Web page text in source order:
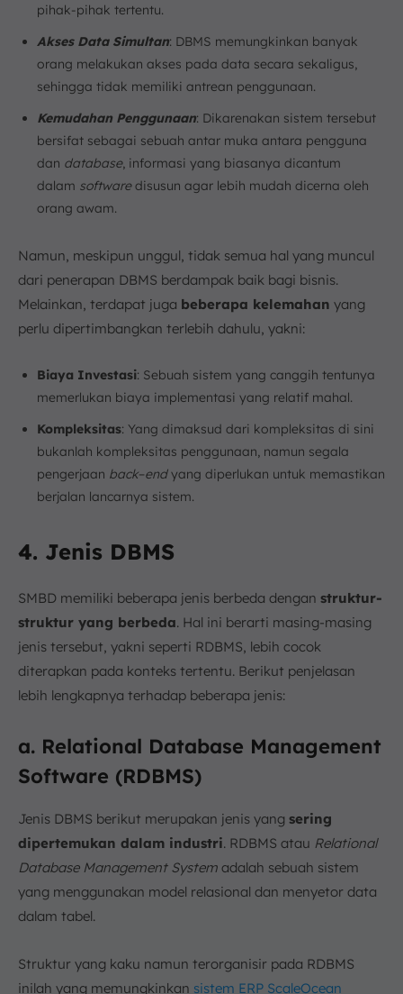
pihak-pihak tertentu.
Akses Data Simultan: DBMS memungkinkan banyak
orang melakukan akses pada data secara sekaligus,
sehingga tidak memiliki antrean penggunaan.
Kemudahan Penggunaan: Dikarenakan sistem tersebut
bersifat sebagai sebuah antar muka antara pengguna
dan database, informasi yang biasanya dicantum
dalam softwaredisusun agar lebih mudah dicerna oleh
orang awam.
Namun, meskipun unggul, tidak semua hal yang muncul
dari penerapan DBMS berdampak baik bagi bisnis.
Melainkan, terdapat juga beberapa kelemahan yang
perlu dipertimbangkan terlebih dahulu, yakni:
Biaya Investasi: Sebuah sistem yang canggih tentunya
memerlukan biaya implementasi yang relatif mahal.
Kompleksitas: Yang dimaksud dari kompleksitas di sini
bukanlah kompleksitas penggunaan, namun segala
pengerjaan back–endyang diperlukan untuk memastikan
berjalan lancarnya sistem.
4. Jenis DBMS
SMBD memiliki beberapa jenis berbeda dengan struktur-
struktur yang berbeda. Hal ini berarti masing-masing
jenis tersebut, yakni seperti RDBMS, lebih cocok
diterapkan pada konteks tertentu. Berikut penjelasan
lebih lengkapnya terhadap beberapa jenis:
a. Relational Database Management
Software (RDBMS)
Jenis DBMS berikut merupakan jenis yang sering
dipertemukan dalam industri. RDBMS atau Relational
Database Management System adalah sebuah sistem
yang menggunakan model relasional dan menyetor data
dalam tabel.
Struktur yang kaku namun terorganisir pada RDBMS
inilah yang memungkinkan sistem ERP ScaleOcean